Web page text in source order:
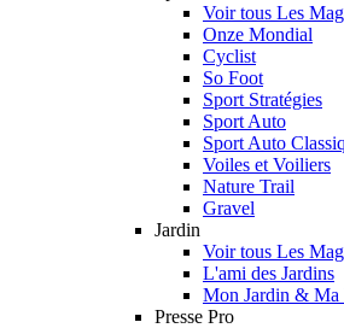
Voir tous Les
Onze Mondial
Cyclist
So Foot
Sport Stratégies
Sport Auto
Sport Auto
Voiles et Voiliers
Nature Trail
Gravel
Jardin
Voir tous Les
L'ami des Jardins
Mon Jardin & Ma
Presse Pro